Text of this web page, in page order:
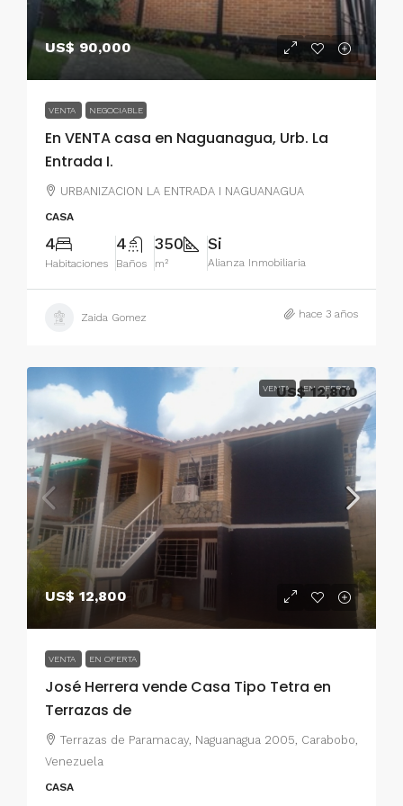
US$ 90,000
VENTA NEGOCIABLE
En VENTA casa en Naguanagua, Urb. La
Entrada I.
URBANIZACION LA ENTRADA I NAGUANAGUA
CASA
4
Habitaciones
4
Baños
350
m²
Si
Alianza Inmobiliaria
Zaida Gomez hace 3 años
VENTA EN OFERTA
US$ 12,800
VENTA EN OFERTA
José Herrera vende Casa Tipo Tetra en
Terrazas de
US$ 12,800
Terrazas de Paramacay, Naguanagua 2005, Carabobo,
Venezuela
CASA